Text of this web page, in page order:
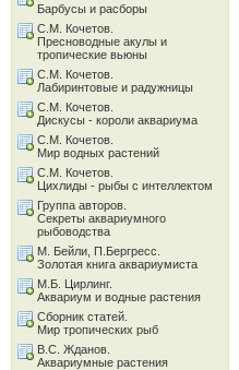
Барбусы и расборы
С.М. Кочетов.
Пресноводные акулы и
тропические вьюны
С.М. Кочетов.
Лабиринтовые и радужницы
С.М. Кочетов.
Дискусы - короли аквариума
С.М. Кочетов.
Мир водных растений
С.М. Кочетов.
Цихлиды - рыбы с интеллектом
Группа авторов.
Секреты аквариумного
рыбоводства
М. Бейли, П.Бергресс.
Золотая книга аквариумиста
М.Б. Цирлинг.
Аквариум и водные растения
Сборник статей.
Мир тропических рыб
В.С. Жданов.
Аквариумные растения